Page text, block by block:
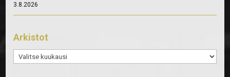
3.8.2026
Arkistot
Arkistot